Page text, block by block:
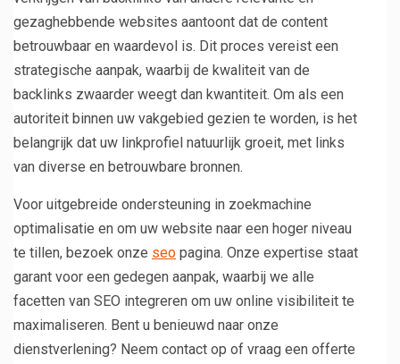
gezaghebbende websites aantoont dat de content
betrouwbaar en waardevol is. Dit proces vereist een
strategische aanpak, waarbij de kwaliteit van de
backlinks zwaarder weegt dan kwantiteit. Om als een
autoriteit binnen uw vakgebied gezien te worden, is het
belangrijk dat uw linkprofiel natuurlijk groeit, met links
van diverse en betrouwbare bronnen.
Voor uitgebreide ondersteuning in zoekmachine
optimalisatie en om uw website naar een hoger niveau
te tillen, bezoek onze seo pagina. Onze expertise staat
garant voor een gedegen aanpak, waarbij we alle
facetten van SEO integreren om uw online visibiliteit te
maximaliseren. Bent u benieuwd naar onze
dienstverlening? Neem contact op of vraag een offerte